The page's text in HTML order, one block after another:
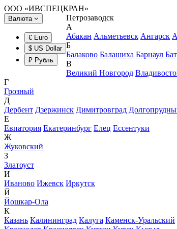
ООО «ИВСПЕЦКРАН»
Валюта
€ Euro
$ US Dollar
₽ Рубль
Петрозаводск
А
Абакан Альметьевск Ангарск
Б
Балаково Балашиха Барнаул
В
Великий Новгород
Г
Грозный
Д
Дербент Дзержинск Димитровград
Е
Евпатория Екатеринбург Елец Ессентуки
Ж
Жуковский
З
Златоуст
И
Иваново Ижевск Иркутск
Й
Йошкар-Ола
К
Казань Калининград Калуга Каменск-Уральский